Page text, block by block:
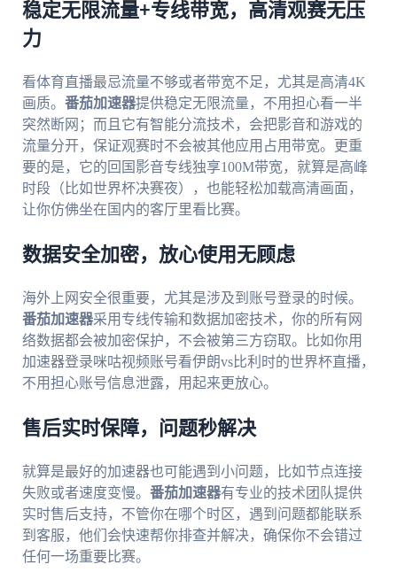
稳定无限流量+专线带宽，高清观赛无压
力
看体育直播最忌流量不够或者带宽不足，尤其是高清4K
画质。 番茄加速器提供稳定无限流量，不用担心看一半
突然断网；而且它有智能分流技术，会把影音和游戏的
流量分开，保证观赛时不会被其他应用占用带宽。更重
要的是，它的回国影音专线独享100M带宽，就算是高峰
时段（比如世界杯决赛夜），也能轻松加载高清画面，
让你仿佛坐在国内的客厅里看比赛。
数据安全加密，放心使用无顾虑
海外上网安全很重要，尤其是涉及到账号登录的时候。
番茄加速器采用专线传输和数据加密技术，你的所有网
络数据都会被加密保护，不会被第三方窃取。比如你用
加速器登录咪咕视频账号看伊朗vs比利时的世界杯直播，
不用担心账号信息泄露，用起来更放心。
售后实时保障，问题秒解决
就算是最好的加速器也可能遇到小问题，比如节点连接
失败或者速度变慢。 番茄加速器有专业的技术团队提供
实时售后支持，不管你在哪个时区，遇到问题都能联系
到客服，他们会快速帮你排查并解决，确保你不会错过
任何一场重要比赛。